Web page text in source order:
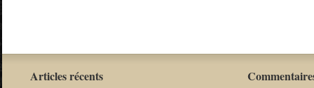
Articles récents